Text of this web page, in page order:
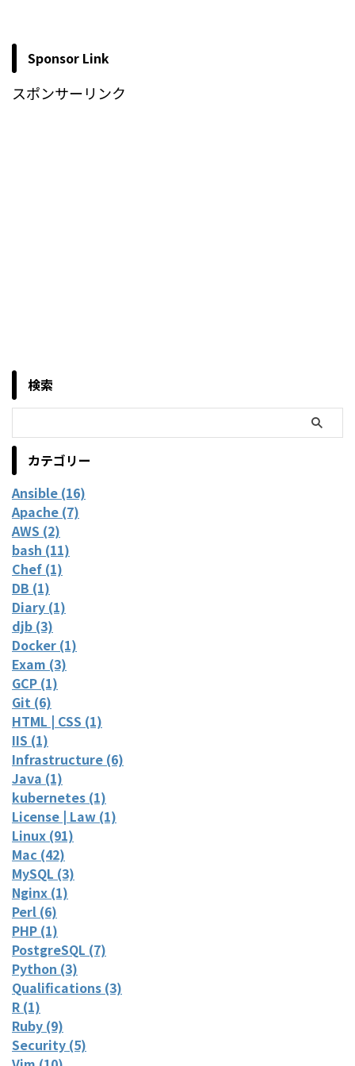
Sponsor Link
スポンサーリンク
検索
カテゴリー
Ansible (16)
Apache (7)
AWS (2)
bash (11)
Chef (1)
DB (1)
Diary (1)
djb (3)
Docker (1)
Exam (3)
GCP (1)
Git (6)
HTML | CSS (1)
IIS (1)
Infrastructure (6)
Java (1)
kubernetes (1)
License | Law (1)
Linux (91)
Mac (42)
MySQL (3)
Nginx (1)
Perl (6)
PHP (1)
PostgreSQL (7)
Python (3)
Qualifications (3)
R (1)
Ruby (9)
Security (5)